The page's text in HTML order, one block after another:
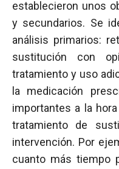
establecieron unos
y secundarios. Se
análisis primarios:
sustitución con
tratamiento y uso
la medicación
importantes a la
tratamiento de
intervención. Por
cuanto más tiempo